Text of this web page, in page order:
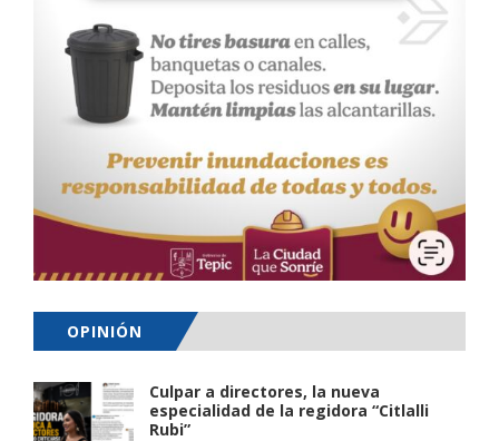
OPINIÓN
Culpar a directores, la nueva
especialidad de la regidora “Citlalli
Rubi”